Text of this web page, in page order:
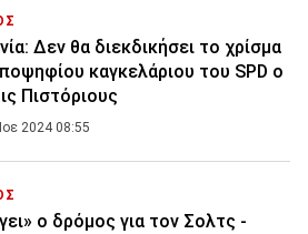
Δεν θα διεκδικήσει το χρίσμα
καγκελάριου του SPD ο
Πιστόριους
2024 08:55
ο δρόμος για τον Σολτς -